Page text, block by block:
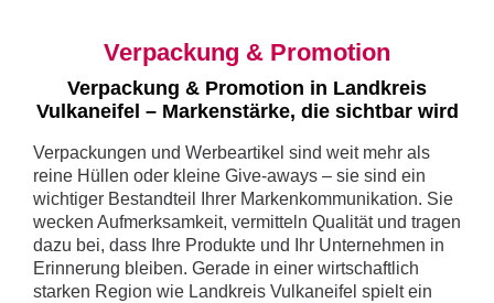
Verpackung & Promotion
Verpackung & Promotion in Landkreis
Vulkaneifel – Markenstärke, die sichtbar wird
Verpackungen und Werbeartikel sind weit mehr als
reine Hüllen oder kleine Give-aways – sie sind ein
wichtiger Bestandteil Ihrer Markenkommunikation. Sie
wecken Aufmerksamkeit, vermitteln Qualität und tragen
dazu bei, dass Ihre Produkte und Ihr Unternehmen in
Erinnerung bleiben. Gerade in einer wirtschaftlich
starken Region wie Landkreis Vulkaneifel spielt ein